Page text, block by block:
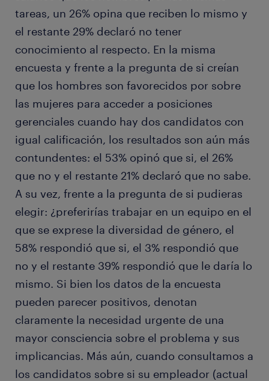
tareas, un 26% opina que reciben lo mismo y
el restante 29% declaró no tener
conocimiento al respecto. En la misma
encuesta y frente a la pregunta de si creían
que los hombres son favorecidos por sobre
las mujeres para acceder a posiciones
gerenciales cuando hay dos candidatos con
igual calificación, los resultados son aún más
contundentes: el 53% opinó que si, el 26%
que no y el restante 21% declaró que no sabe.
A su vez, frente a la pregunta de si pudieras
elegir: ¿preferirías trabajar en un equipo en el
que se exprese la diversidad de género, el
58% respondió que si, el 3% respondió que
no y el restante 39% respondió que le daría lo
mismo. Si bien los datos de la encuesta
pueden parecer positivos, denotan
claramente la necesidad urgente de una
mayor consciencia sobre el problema y sus
implicancias. Más aún, cuando consultamos a
los candidatos sobre si su empleador (actual